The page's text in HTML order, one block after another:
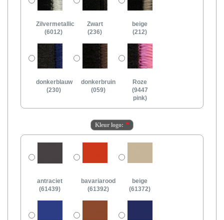
Zilvermetallic
(6012)
Zwart
(236)
beige
(212)
donkerblauw
(230)
donkerbruin
(059)
Roze
(9447
pink)
Kleur logo:
antraciet
(61439)
bavariarood
(61392)
beige
(61372)